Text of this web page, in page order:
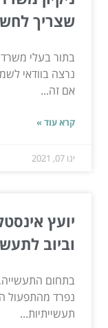
שצריך
בתור בעלי
נרצה בוודאי
אם זה...
קרא עוד »
ינו 07, 2021
יועץ
וביוב
בתחום
נפרד מהתפעול
תעשייתיות...